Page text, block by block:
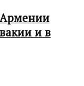
Армении
и в